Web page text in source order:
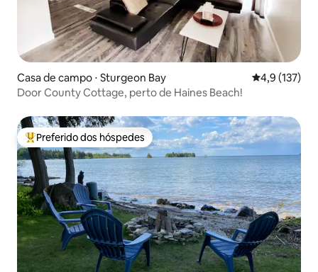
Casa de campo ⋅ Sturgeon Bay 4,9 de uma
4,9 (137)
Door County Cottage, perto de Haines Beach!
Entre os melhores preferidos dos hóspedes
Preferido dos hóspedes